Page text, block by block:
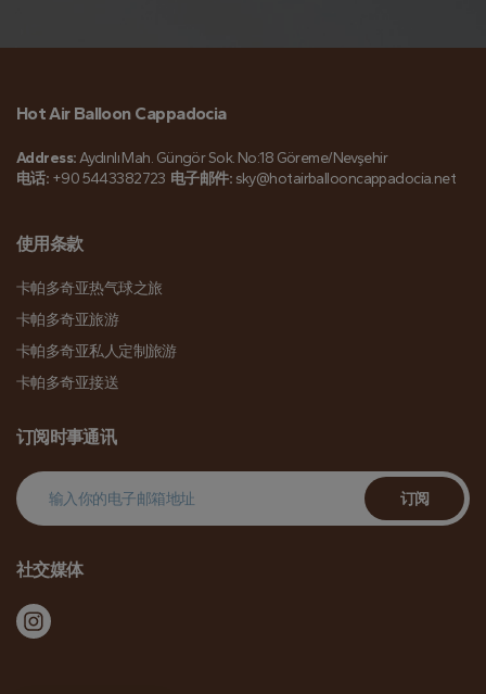
Hot Air Balloon Cappadocia
Address:Aydınlı Mah. Güngör Sok. No:18 Göreme/Nevşehir
电话: +90 5443382723 电子邮件: sky@hotairballooncappadocia.net
使用条款
卡帕多奇亚热气球之旅
卡帕多奇亚旅游
卡帕多奇亚私人定制旅游
卡帕多奇亚接送
订阅时事通讯
订阅
社交媒体